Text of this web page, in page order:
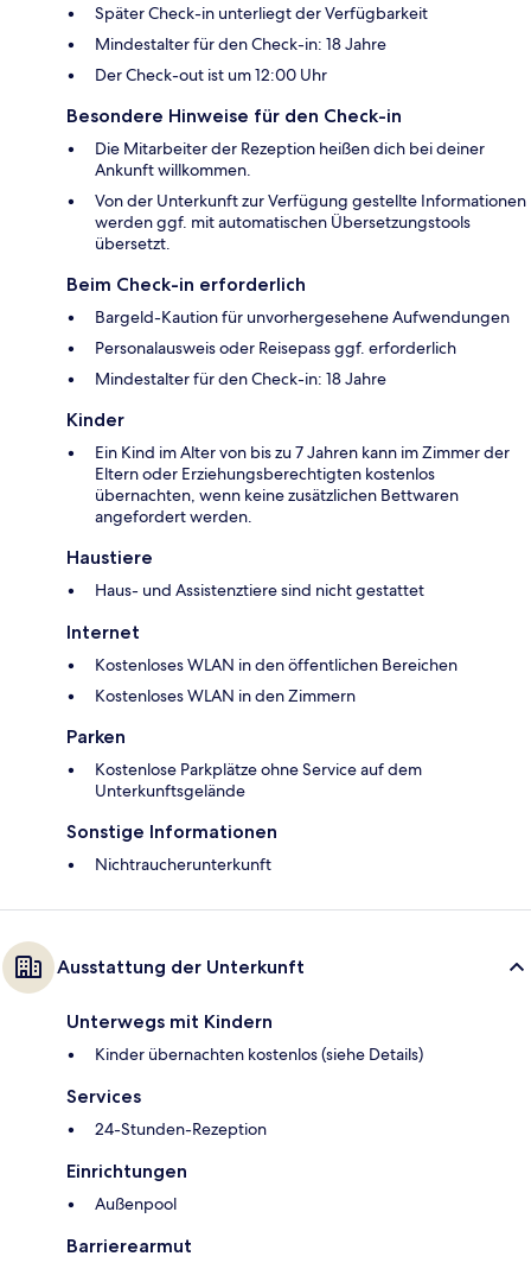
Später Check-in unterliegt der Verfügbarkeit
Mindestalter für den Check-in: 18 Jahre
Der Check-out ist um 12:00 Uhr
Besondere Hinweise für den Check-in
Die Mitarbeiter der Rezeption heißen dich bei deiner
Ankunft willkommen.
Von der Unterkunft zur Verfügung gestellte Informationen
werden ggf. mit automatischen Übersetzungstools
übersetzt.
Beim Check-in erforderlich
Bargeld-Kaution für unvorhergesehene Aufwendungen
Personalausweis oder Reisepass ggf. erforderlich
Mindestalter für den Check-in: 18 Jahre
Kinder
Ein Kind im Alter von bis zu 7 Jahren kann im Zimmer der
Eltern oder Erziehungsberechtigten kostenlos
übernachten, wenn keine zusätzlichen Bettwaren
angefordert werden.
Haustiere
Haus- und Assistenztiere sind nicht gestattet
Internet
Kostenloses WLAN in den öffentlichen Bereichen
Kostenloses WLAN in den Zimmern
Parken
Kostenlose Parkplätze ohne Service auf dem
Unterkunftsgelände
Sonstige Informationen
Nichtraucherunterkunft
Ausstattung der Unterkunft
Unterwegs mit Kindern
Kinder übernachten kostenlos (siehe Details)
Services
24-Stunden-Rezeption
Einrichtungen
Außenpool
Barrierearmut